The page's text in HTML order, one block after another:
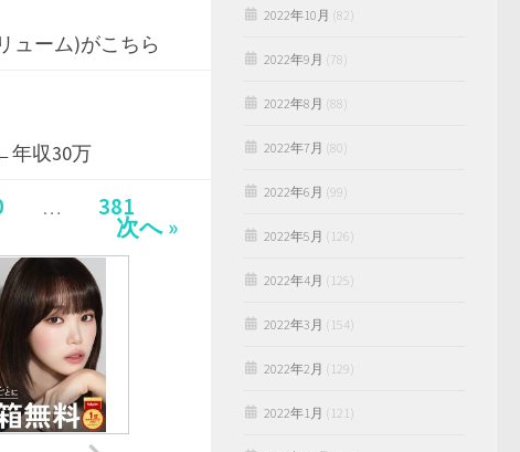
ューム)がこちら
年収30万
… 381
次へ »
2022年10月 (82)
2022年9月 (78)
2022年8月 (88)
2022年7月 (80)
2022年6月 (99)
2022年5月 (126)
2022年4月 (125)
2022年3月 (154)
2022年2月 (129)
2022年1月 (121)